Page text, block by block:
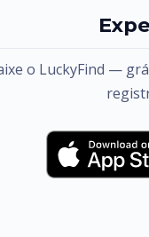
o LuckyFind —